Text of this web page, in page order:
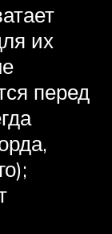
их
перед